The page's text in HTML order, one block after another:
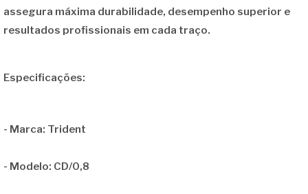
assegura máxima durabilidade, desempenho superior e
resultados profissionais em cada traço.
Especificações:
- Marca: Trident
- Modelo: CD/0,8